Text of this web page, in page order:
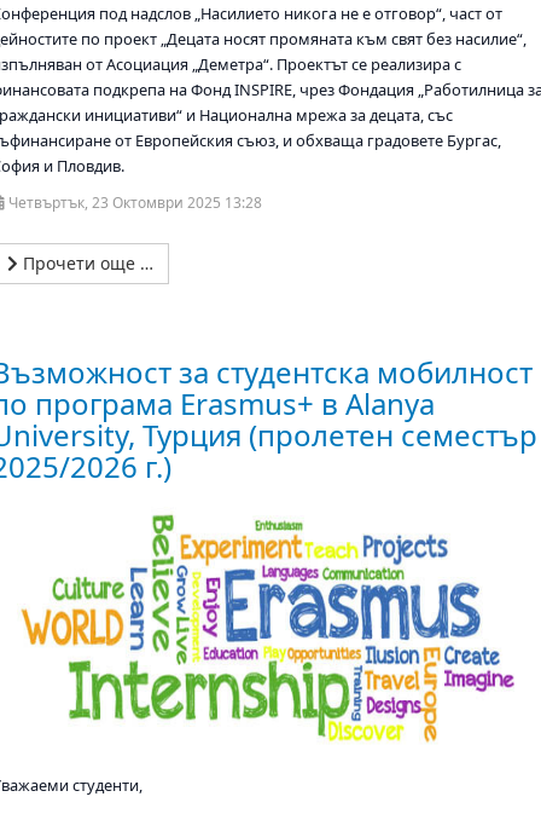
под надслов „Насилието никога не е отговор“, част от
по проект „Децата носят промяната към свят без насилие“,
от Асоциация „Деметра“. Проектът се реализира с
подкрепа на Фонд INSPIRE, чрез Фондация „Работилница
инициативи“ и Национална мрежа за децата, със
от Европейския съюз, и обхваща градовете Бургас,
и Пловдив.
Четвъртък, 23 Октомври 2025 13:28
Прочети още …
за студентска мобилност
програма Erasmus+ в Alanya
Турция (пролетен семестър
2026 г.)
студенти,